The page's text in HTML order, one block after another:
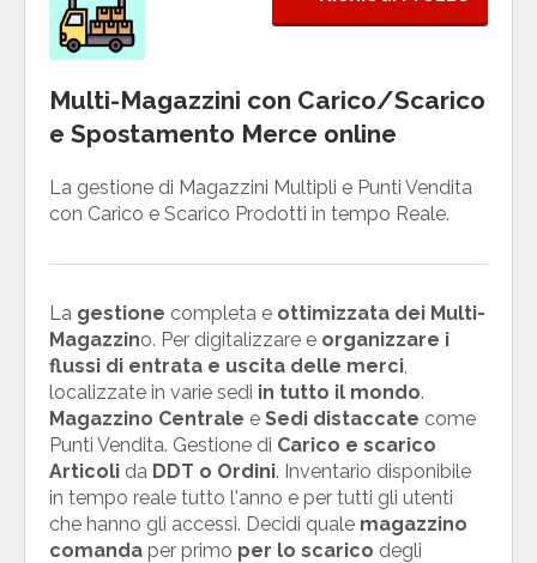
Multi-Magazzini con Carico/Scarico
e Spostamento Merce online
La gestione di Magazzini Multipli e Punti Vendita
con Carico e Scarico Prodotti in tempo Reale.
La gestione completa e ottimizzata dei Multi-
Magazzino. Per digitalizzare e organizzare i
flussi di entrata e uscita delle merci
localizzate in varie sedi in tutto il mondo.
Magazzino Centrale e Sedi distaccate come
Punti Vendita. Gestione di Carico e scarico
Articoli da DDT o Ordini. Inventario disponibile
in tempo reale tutto l'anno e per tutti gli utenti
che hanno gli accessi. Decidi quale magazzino
comanda per primo per lo scarico degli